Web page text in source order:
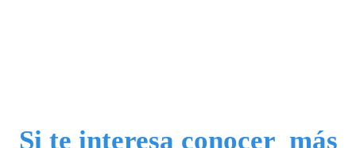
Si te interesa conocer más